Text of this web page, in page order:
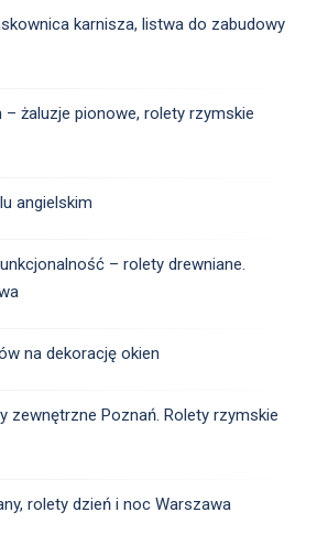
karnisza, listwa do zabudowy
– żaluzje pionowe, rolety rzymskie
angielskim
– rolety drewniane.
na dekorację okien
zewnętrzne Poznań. Rolety rzymskie
rolety dzień i noc Warszawa